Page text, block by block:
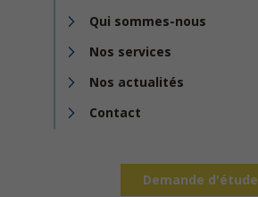
Qui sommes-nous
Nos services
Nos actualités
Contact
Demande d'étude